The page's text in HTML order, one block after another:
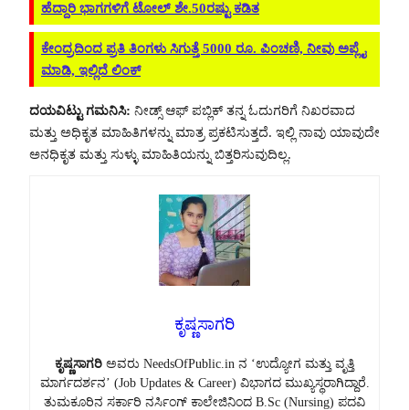
ಹೆದ್ದಾರಿ ಭಾಗಗಳಿಗೆ ಟೋಲ್ ಶೇ.50ರಷ್ಟು ಕಡಿತ
ಕೇಂದ್ರದಿಂದ ಪ್ರತಿ ತಿಂಗಳು ಸಿಗುತ್ತೆ 5000 ರೂ. ಪಿಂಚಣಿ, ನೀವು ಅಪ್ಲೈ
ಮಾಡಿ, ಇಲ್ಲಿದೆ ಲಿಂಕ್
ದಯವಿಟ್ಟು ಗಮನಿಸಿ: ನೀಡ್ಸ್ ಆಫ್ ಪಬ್ಲಿಕ್ ತನ್ನ ಓದುಗರಿಗೆ ನಿಖರವಾದ
ಮತ್ತು ಅಧಿಕೃತ ಮಾಹಿತಿಗಳನ್ನು ಮಾತ್ರ ಪ್ರಕಟಿಸುತ್ತದೆ. ಇಲ್ಲಿ ನಾವು ಯಾವುದೇ
ಅನಧಿಕೃತ ಮತ್ತು ಸುಳ್ಳು ಮಾಹಿತಿಯನ್ನು ಬಿತ್ತರಿಸುವುದಿಲ್ಲ.
ಕೃಷ್ಣಸಾಗರಿ
ಕೃಷ್ಣಸಾಗರಿ ಅವರು NeedsOfPublic.in ನ ‘ಉದ್ಯೋಗ ಮತ್ತು ವೃತ್ತಿ
ಮಾರ್ಗದರ್ಶನ’ (Job Updates & Career) ವಿಭಾಗದ ಮುಖ್ಯಸ್ಥರಾಗಿದ್ದಾರೆ.
ತುಮಕೂರಿನ ಸರ್ಕಾರಿ ನರ್ಸಿಂಗ್ ಕಾಲೇಜಿನಿಂದ B.Sc (Nursing) ಪದವಿ